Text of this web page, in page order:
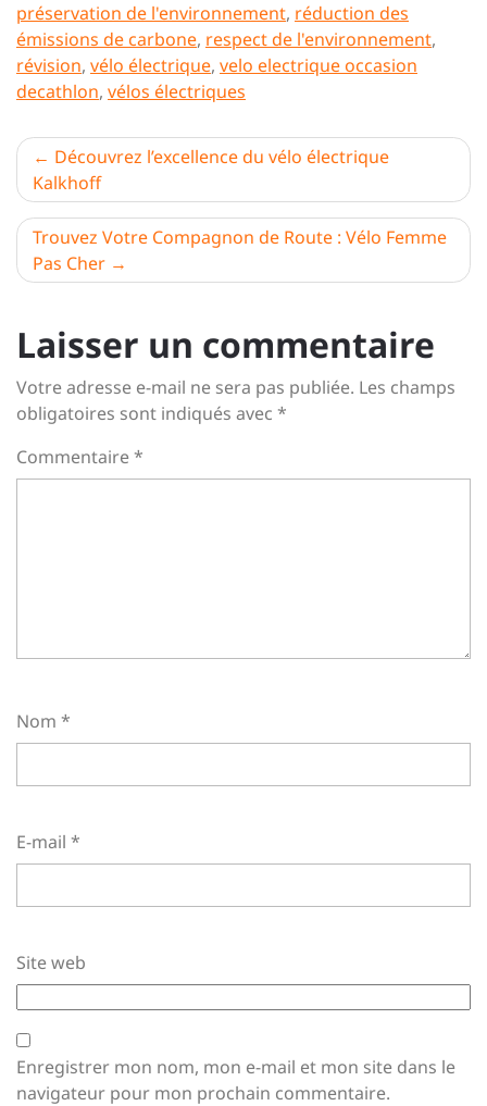
préservation de l'environnement, réduction des
émissions de carbone, respect de l'environnement,
révision, vélo électrique, velo electrique occasion
decathlon, vélos électriques
Navigation
de
l’article
Découvrez l’excellence du vélo électrique
Kalkhoff
Trouvez Votre Compagnon de Route : Vélo Femme
Pas Cher
Laisser un commentaire
Votre adresse e-mail ne sera pas publiée. Les champs
obligatoires sont indiqués avec *
Commentaire*
Nom *
E-mail *
Site web
Enregistrer mon nom, mon e-mail et mon site dans le
navigateur pour mon prochain commentaire.